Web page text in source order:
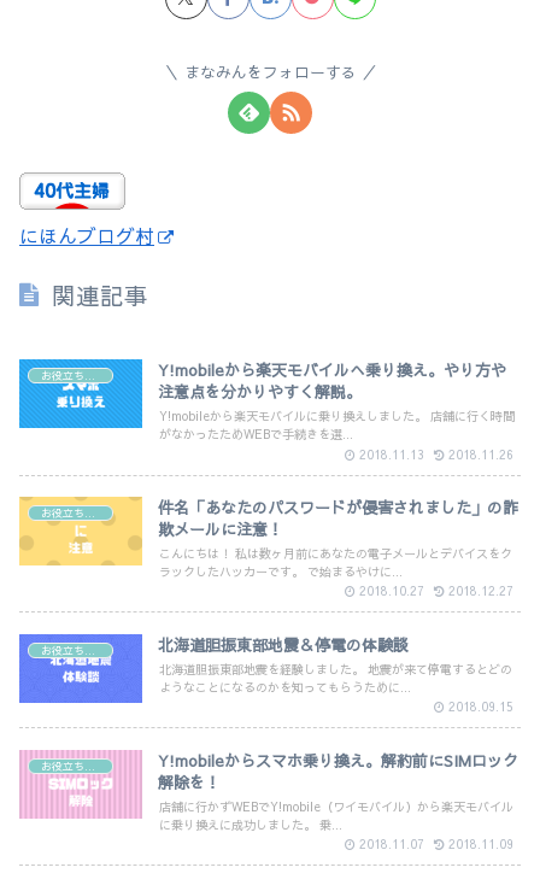
まなみんをフォローする
にほんブログ村
関連記事
お役立ち情報
Y!mobileから楽天モバイルへ乗り換え。やり方や
注意点を分かりやすく解説。
Y!mobileから楽天モバイルに乗り換えしました。 店舗に行く時間
がなかったためWEBで手続きを選...
2018.11.13
2018.11.26
件名「あなたのパスワードが侵害されました」の詐
欺メールに注意！
こんにちは！ 私は数ヶ月前にあなたの電子メールとデバイスをク
ラックしたハッカーです。 で始まるやけに...
2018.10.27
2018.12.27
北海道胆振東部地震＆停電の体験談
北海道胆振東部地震を経験しました。 地震が来て停電するとどの
ようなことになるのかを知ってもらうために...
2018.09.15
Y!mobileからスマホ乗り換え。解約前にSIMロック
解除を！
店舗に行かずWEBでY!mobile（ワイモバイル）から楽天モバイル
に乗り換えに成功しました。 乗...
2018.11.07
2018.11.09